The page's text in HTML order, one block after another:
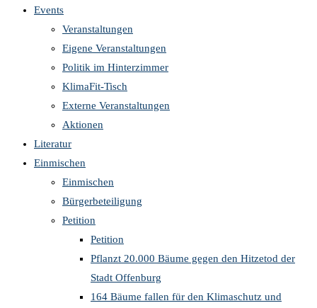
Events
Veranstaltungen
Eigene Veranstaltungen
Politik im Hinterzimmer
KlimaFit-Tisch
Externe Veranstaltungen
Aktionen
Literatur
Einmischen
Einmischen
Bürgerbeteiligung
Petition
Petition
Pflanzt 20.000 Bäume gegen den Hitzetod der
Stadt Offenburg
164 Bäume fallen für den Klimaschutz und